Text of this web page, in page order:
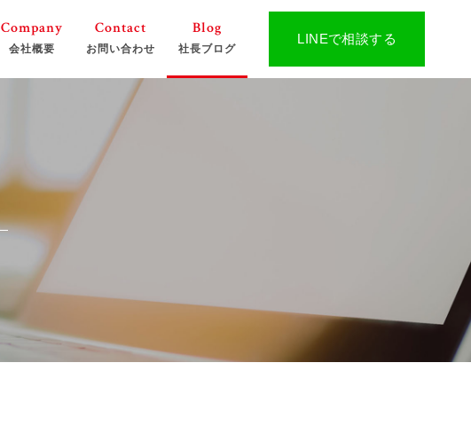
LINEで相談する
少年野球大会主催
Company
会社概要
Contact
お問い合わせ
Blog
社長ブログ